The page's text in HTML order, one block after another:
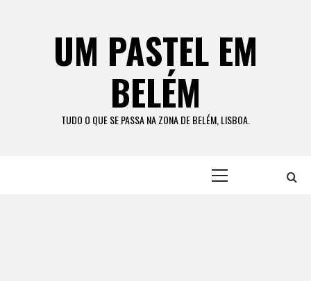
UM PASTEL EM
BELÉM
TUDO O QUE SE PASSA NA ZONA DE BELÉM, LISBOA.